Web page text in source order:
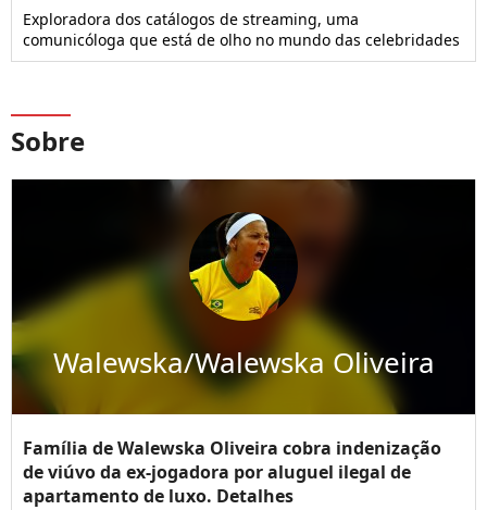
Exploradora dos catálogos de streaming, uma
comunicóloga que está de olho no mundo das celebridades
Sobre
Walewska/Walewska Oliveira
Família de Walewska Oliveira cobra indenização
de viúvo da ex-jogadora por aluguel ilegal de
apartamento de luxo. Detalhes